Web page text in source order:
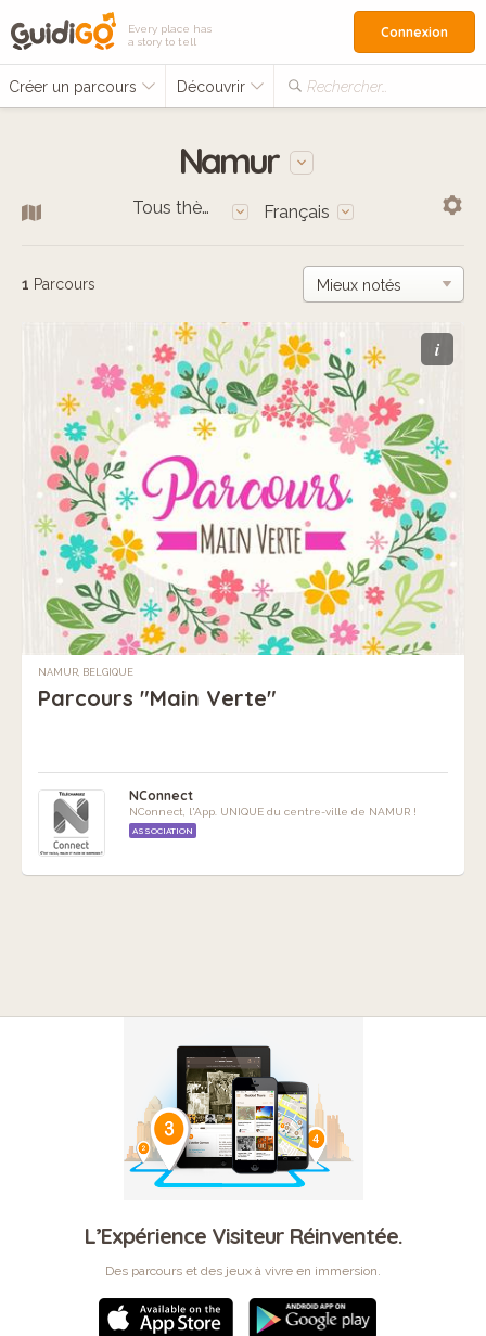
Every place has
a story to tell
Créer un parcours Découvrir Rechercher…
Connexion
Namur
Tous thèmes Français
1 Parcours
i
NAMUR, BELGIQUE
Parcours "Main Verte"
NConnect
NConnect, l'App. UNIQUE du centre-ville de NAMUR !
ASSOCIATION
L’Expérience Visiteur Réinventée.
Des parcours et des jeux à vivre en immersion.